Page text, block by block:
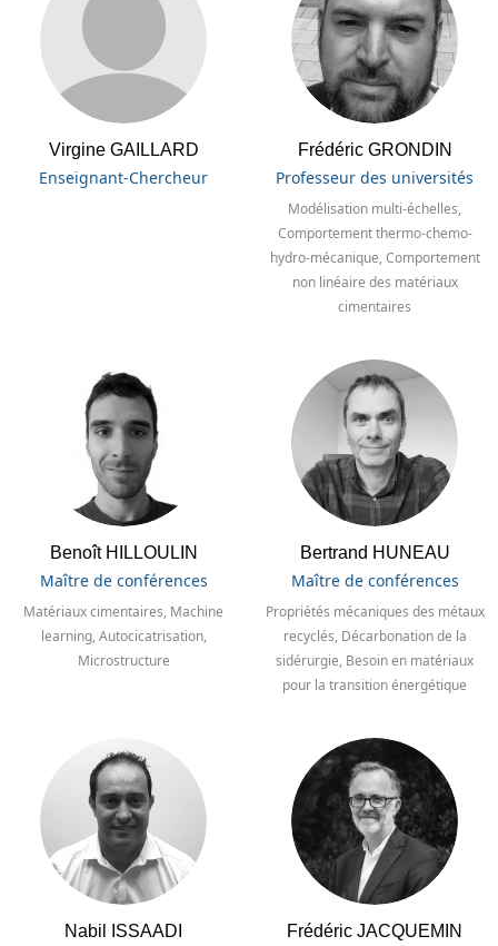
Virgine GAILLARD
Enseignant-Chercheur
Frédéric GRONDIN
Professeur des universités
Modélisation multi-échelles,
Comportement thermo-chemo-
hydro-mécanique, Comportement
non linéaire des matériaux
cimentaires
Benoît HILLOULIN
Maître de conférences
Matériaux cimentaires, Machine
learning, Autocicatrisation,
Microstructure
Bertrand HUNEAU
Maître de conférences
Propriétés mécaniques des métaux
recyclés, Décarbonation de la
sidérurgie, Besoin en matériaux
pour la transition énergétique
Nabil ISSAADI Frédéric JACQUEMIN